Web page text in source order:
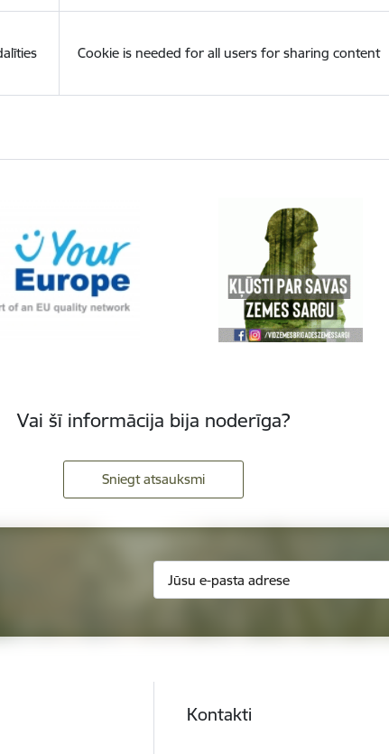
Cookie is needed for all users for sharing content
Vai šī informācija bija noderīga?
Sniegt atsauksmi
Kontakti